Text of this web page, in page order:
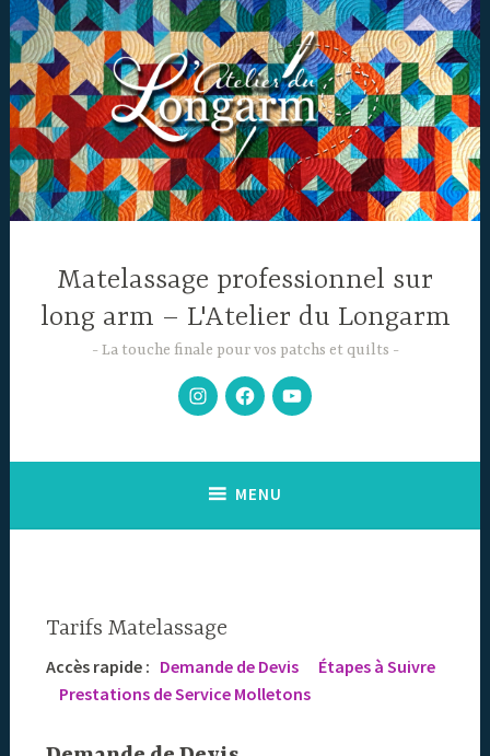
Accéder
au
contenu
principal
Matelassage professionnel sur
long arm – L'Atelier du Longarm
La touche finale pour vos patchs et quilts
Mon
Instagram
Facebook
Chaine
YouTube
MENU
Tarifs Matelassage
Accès rapide : Demande de Devis
Étapes à Suivre
Prestations de Service Molletons